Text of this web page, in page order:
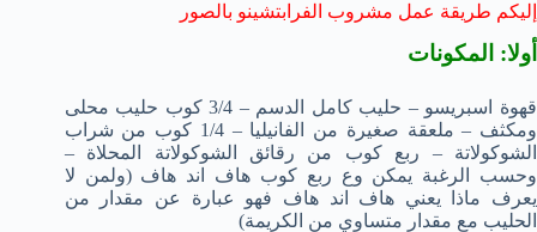
إليكم طريقة عمل مشروب الفرابتشينو بالصور
أولا: المكونات
قهوة اسبريسو – حليب كامل الدسم – 3/4 كوب حليب محلى
ومكثف – ملعقة صغيرة من الفانيليا – 1/4 كوب من شراب
الشوكولاتة – ربع كوب من رقائق الشوكولاتة المحلاة –
وحسب الرغبة يمكن وع ربع كوب هاف اند هاف (ولمن لا
يعرف ماذا يعني هاف اند هاف فهو عبارة عن مقدار من
الحليب مع مقدار متساوي من الكريمة)